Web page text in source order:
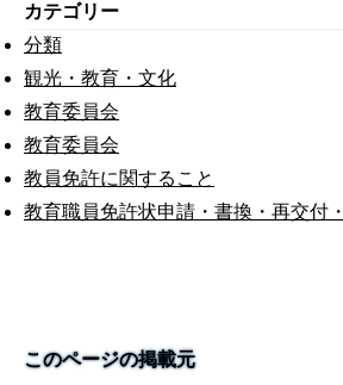
カテゴリー
分類
観光・教育・文化
教育委員会
教育委員会
教員免許に関すること
教育職員免許状申請・書換・再交付
このページの掲載元